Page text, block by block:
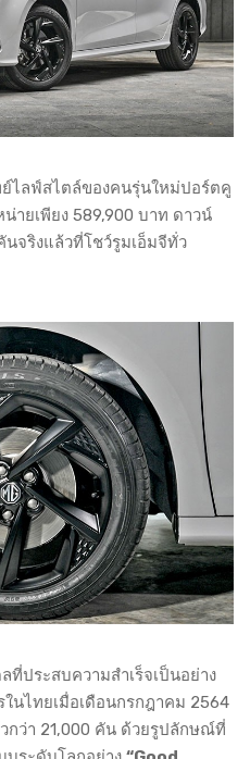
ไลฟ์สไตล์ของคนรุ่นใหม่ปอร์ตคู
ายเพียง 589,900 บาท ดาวน์
นจริงแล้วที่โชว์รูมเอ็มจีทั่ว
ที่ประสบความสำเร็จเป็นอย่าง
ในไทยเมื่อเดือนกรกฎาคม 2564
ว่า 21,000 คัน ด้วยรูปลักษณ์ที่